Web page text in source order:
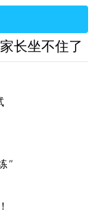
长坐不住了
”